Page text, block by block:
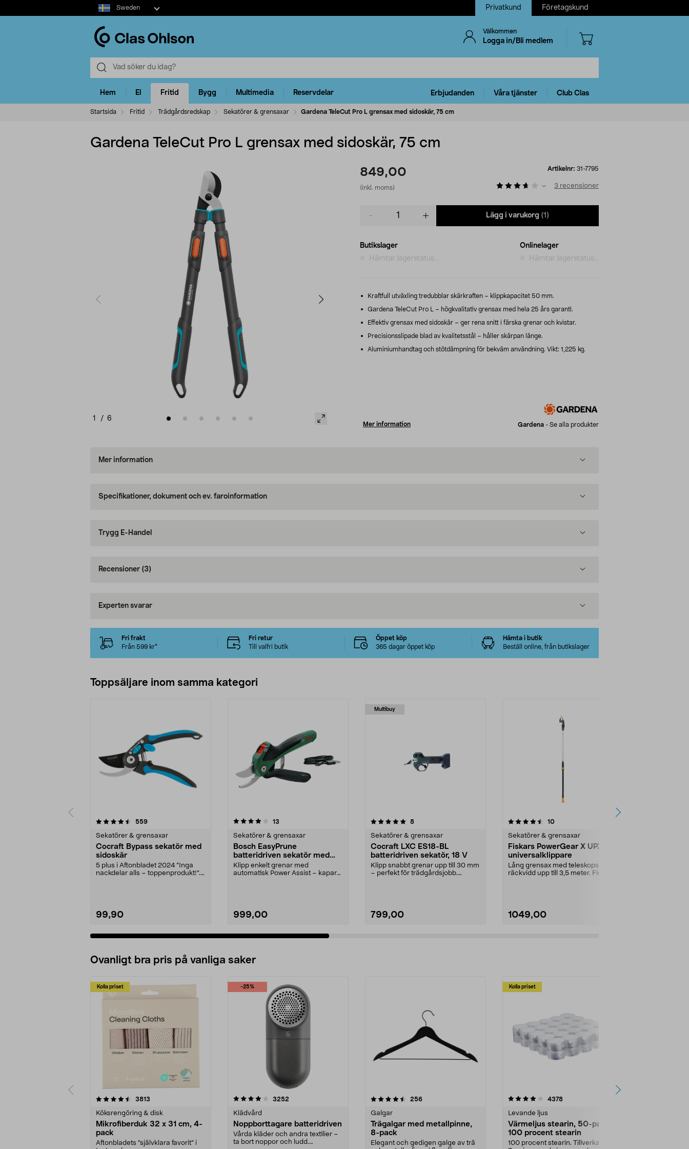
Select
market
Sweden Privatkund Företagskund
Välkommen
Logga in/Bli medlem
Hem El Fritid Bygg Multimedia Reservdelar Erbjudanden Våra tjänster Club Clas
Startsida Fritid Trädgårdsredskap Sekatörer & grensaxar Gardena TeleCut Pro L grensax med sidoskär, 75 cm
Gardena TeleCut Pro L grensax med sidoskär, 75 cm
1 / 6
849,00
(inkl. moms)
Artikelnr: 31-7795
3 recensioner
Lägg i varukorg (1)
Butikslager
Hämtar lagerstatus...
Onlinelager
Hämtar lagerstatus...
Kraftfull utväxling tredubblar skärkraften – klippkapacitet 50 mm.
Gardena TeleCut Pro L – högkvalitativ grensax med hela 25 års garanti.
Effektiv grensax med sidoskär – ger rena snitt i färska grenar och kvistar.
Precisionsslipade blad av kvalitetsstål – håller skärpan länge.
Aluminiumhandtag och stötdämpning för bekväm användning. Vikt: 1,225 kg.
Mer information Gardena - Se alla produkter
Mer information
Specifikationer, dokument och ev. faroinformation
Trygg E-Handel
Recensioner (3)
Experten svarar
Fri frakt
Från 599 kr*
Fri retur
Till valfri butik
Öppet köp
365 dagar öppet köp
Hämta i butik
Beställ online, från butikslager
Toppsäljare inom samma kategori
559recensioner
Sekatörer & grensaxar
Cocraft Bypass sekatör med
sidoskär
5 plus i Aftonbladet 2024 ”Inga
nackdelar alls – toppenprodukt!”.
99,90
4.0 av 5 stjärnor 13
Sekatörer & grensaxar
Bosch EasyPrune
batteridriven sekatör med
bypass 3,6 V
Klipp enkelt grenar med
automatisk Power Assist – kapar
999,00
Multibuy
5.0 av 5 stjärnor 8recensioner
Sekatörer & grensaxar
Cocraft LXC ES18-BL
batteridriven sekatör, 18 V
Klipp snabbt grenar upp till 30 mm
– perfekt för trädgårdsjobb.
799,00
4.5 av 5 stjärnor 10recensioner
Sekatörer & grensaxar
Fiskars PowerGear X UPX82
universalklippare
Lång grensax med teleskopskaft –
räckvidd upp till 3,5 meter. Fiskars
1049,00
4.5 av 5 stjärnor
Ovanligt bra pris på vanliga saker
Kolla priset
3813
Köksrengöring & disk
Mikrofiberduk 32 x 31 cm, 4-
pack
Aftonbladets "självklara favorit” i
-25%
4.0av 5 stjärnor 3252
Klädvård
Noppborttagare batteridriven
Vårda kläder och andra textilier –
ta bort noppor och ludd.
4.5av 5 stjärnor 256recensioner
Galgar
Trägalgar med metallpinne,
8-pack
Elegant och gedigen galge av trä
Kolla priset
4.0av 5 stjärnor 4378recensioner
Levande ljus
Värmeljus stearin, 50-pack,
100 procent stearin
100 procent stearin. Tillverkade i
4.5av 5 stjärnor